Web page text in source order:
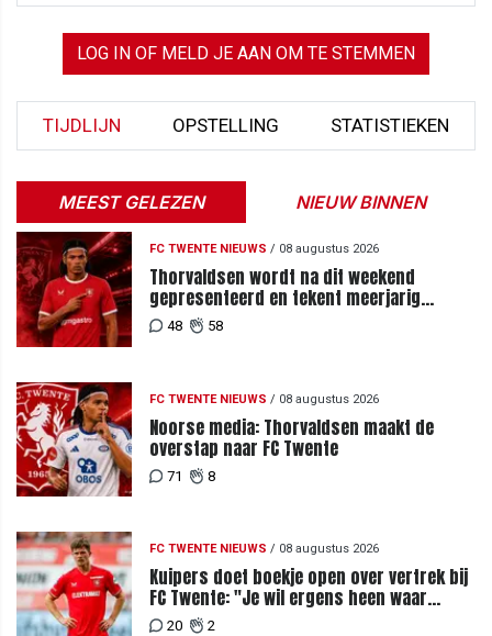
LOG IN OF MELD JE AAN OM TE STEMMEN
TIJDLIJN OPSTELLING STATISTIEKEN
MEEST GELEZEN NIEUW BINNEN
FC TWENTE NIEUWS / 08 augustus 2026
Thorvaldsen wordt na dit weekend
gepresenteerd en tekent meerjarig
contract bij FC Twente
48 58
FC TWENTE NIEUWS / 08 augustus 2026
Noorse media: Thorvaldsen maakt de
overstap naar FC Twente
71 8
FC TWENTE NIEUWS / 08 augustus 2026
Kuipers doet boekje open over vertrek bij
FC Twente: "Je wil ergens heen waar
mensen je waarderen"
20 2